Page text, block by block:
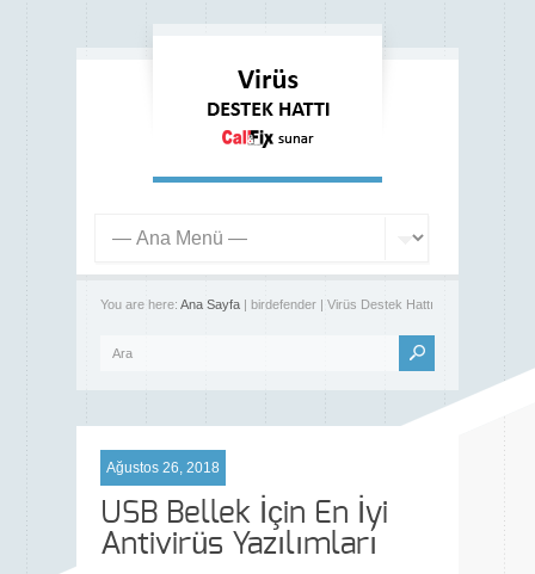
You are here: Ana Sayfa | birdefender | Virüs Destek Hattı
Ağustos 26, 2018
USB Bellek İçin En İyi
Antivirüs Yazılımları